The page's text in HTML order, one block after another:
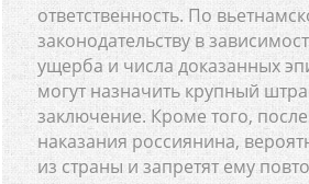
ответственность. По
законодательству в
ущерба и числа доказанных
могут назначить крупный
заключение. Кроме того,
наказания россиянина,
из страны и запретят ему